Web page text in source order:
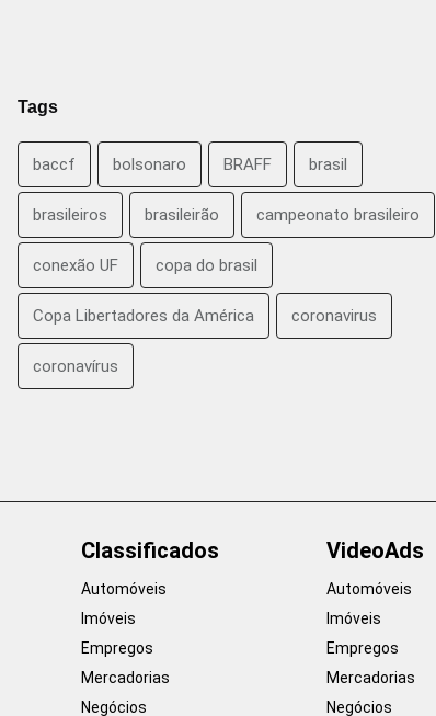
Tags
baccf bolsonaro BRAFF brasil
brasileiros brasileirão campeonato brasileiro
conexão UF copa do brasil
Copa Libertadores da América coronavirus
coronavírus
Classificados
Automóveis
Imóveis
Empregos
Mercadorias
Negócios
VideoAds
Automóveis
Imóveis
Empregos
Mercadorias
Negócios